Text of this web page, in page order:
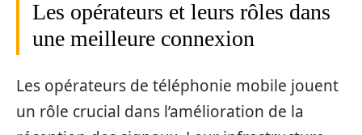
Les opérateurs et leurs rôles dans
une meilleure connexion
Les opérateurs de téléphonie mobile jouent
un rôle crucial dans l’amélioration de la